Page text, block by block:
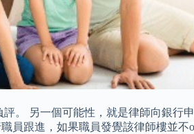
。 另一個可能性，就是律師向銀
跟進，如果職員發覺該律師樓並